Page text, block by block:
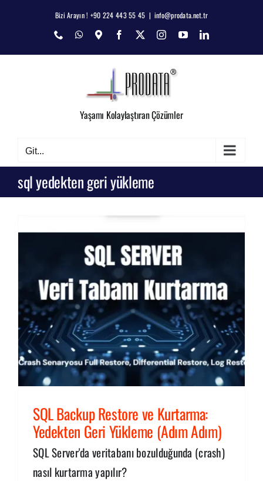
Bizi Arayın ! +90 224 443 55 45 | info@prodata.net.tr
Phone WhatsApp
Map Facebook Instagram
YouTubeLinkedIn
Yaşamı Kolaylaştıran Çözümler
Git...
sql yedekten geri yükleme
SQL Backup Restore ve Kurtarma:
Yedekten Geri Yükleme (Adım Adım)
SQL Server'da veritabanı bozulduğunda (crash)
nasıl kurtarma yapılır?